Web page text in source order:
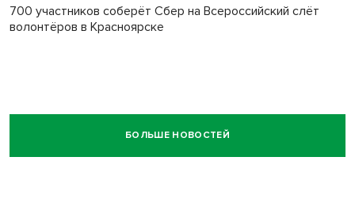
700 участников соберёт Сбер на Всероссийский слёт
волонтёров в Красноярске
БОЛЬШЕ НОВОСТЕЙ